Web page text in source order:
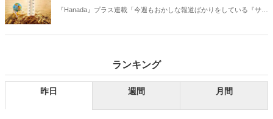
『Hanada』プラス連載「今週もおかしな報道ばかりをしている『サン
ランキング
昨日 週間 月間